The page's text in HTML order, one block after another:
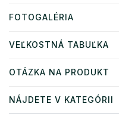
FOTOGALÉRIA
VEĽKOSTNÁ TABUĽKA
OTÁZKA NA PRODUKT
NÁJDETE V KATEGÓRII